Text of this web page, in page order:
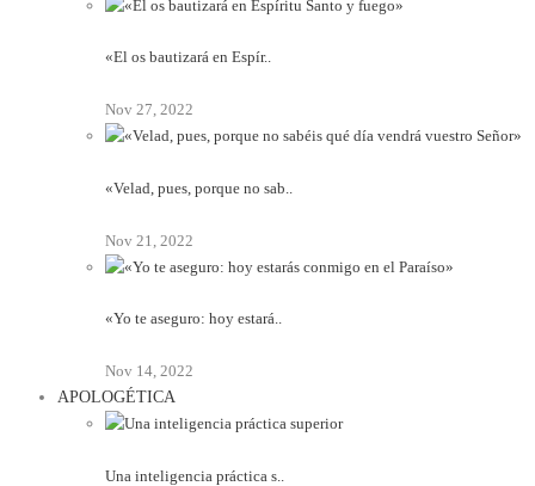
«El os bautizará en Espír..
Nov 27, 2022
«Velad, pues, porque no sab..
Nov 21, 2022
«Yo te aseguro: hoy estará..
Nov 14, 2022
APOLOGÉTICA
Una inteligencia práctica s..